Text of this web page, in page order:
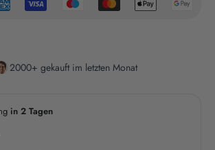
2000+ gekauft im letzten Monat
in 2 Tagen